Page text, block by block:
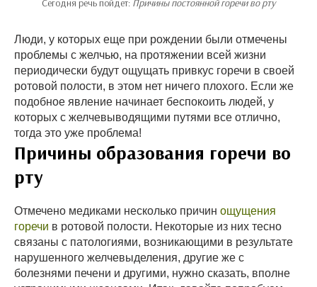
Сегодня речь пойдет: Причины постоянной горечи во рту
Люди, у которых еще при рождении были отмечены
проблемы с желчью, на протяжении всей жизни
периодически будут ощущать привкус горечи в своей
ротовой полости, в этом нет ничего плохого. Если же
подобное явление начинает беспокоить людей, у
которых с желчевыводящими путями все отлично,
тогда это уже проблема!
Причины образования горечи во
рту
Отмечено медиками несколько причин ощущения
горечи в ротовой полости. Некоторые из них тесно
связаны с патологиями, возникающими в результате
нарушенного желчевыделения, другие же с
болезнями печени и другими, нужно сказать, вполне